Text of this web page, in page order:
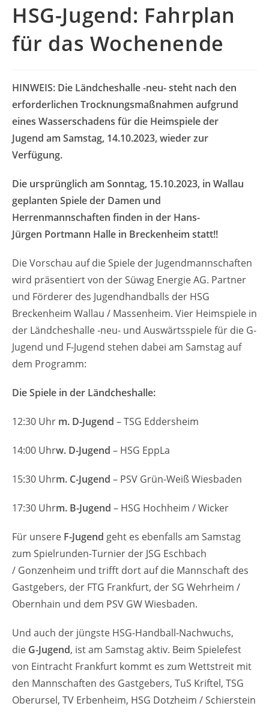
HSG-Jugend: Fahrplan
für das Wochenende
HINWEIS: Die Ländcheshalle -neu- steht nach den
erforderlichen Trocknungsmaßnahmen aufgrund
eines Wasserschadens für die Heimspiele der
Jugend am Samstag, 14.10.2023, wieder zur
Verfügung.
Die ursprünglich am Sonntag, 15.10.2023, in Wallau
geplanten Spiele der Damen und
Herrenmannschaften finden in der Hans-
Jürgen Portmann Halle in Breckenheim statt!!
Die Vorschau auf die Spiele der Jugendmannschaften
wird präsentiert von der Süwag Energie AG. Partner
und Förderer des Jugendhandballs der HSG
Breckenheim Wallau / Massenheim. Vier Heimspiele in
der Ländcheshalle -neu- und Auswärtsspiele für die G-
Jugend und F-Jugend stehen dabei am Samstag auf
dem Programm:
Die Spiele in der Ländcheshalle:
12:30 Uhr ​ m. D-Jugend – TSG Eddersheim
14:00 Uhr​w. D-Jugend – HSG EppLa
15:30 Uhr​m. C-Jugend – PSV Grün-Weiß Wiesbaden
17:30 Uhr​m. B-Jugend – HSG Hochheim / Wicker
Für unsere F-Jugend geht es ebenfalls am Samstag
zum Spielrunden-Turnier der JSG Eschbach
/ Gonzenheim und trifft dort auf die Mannschaft des
Gastgebers, der FTG Frankfurt, der SG Wehrheim /
Obernhain und dem PSV GW Wiesbaden.
Und auch der jüngste HSG-Handball-Nachwuchs,
die G-Jugend, ist am Samstag aktiv. Beim Spielefest
von Eintracht Frankfurt kommt es zum Wettstreit mit
den Mannschaften des Gastgebers, TuS Kriftel, TSG
Oberursel, TV Erbenheim, HSG Dotzheim / Schierstein